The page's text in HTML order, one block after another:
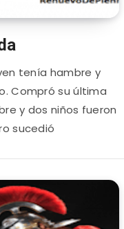
tenía hambre y
Compró su última
y dos niños fueron
sucedió